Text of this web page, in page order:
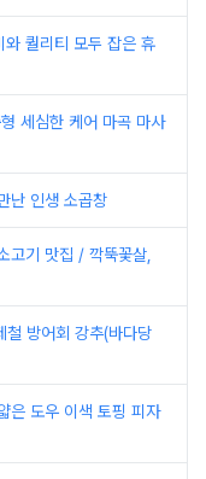
퀄리티 모두 잡은 휴
세심한 케어 마곡 마사
난 인생 소곱창
고기 맛집 / 깍뚝꽃살,
방어회 강추(바다당
은 도우 이색 토핑 피자